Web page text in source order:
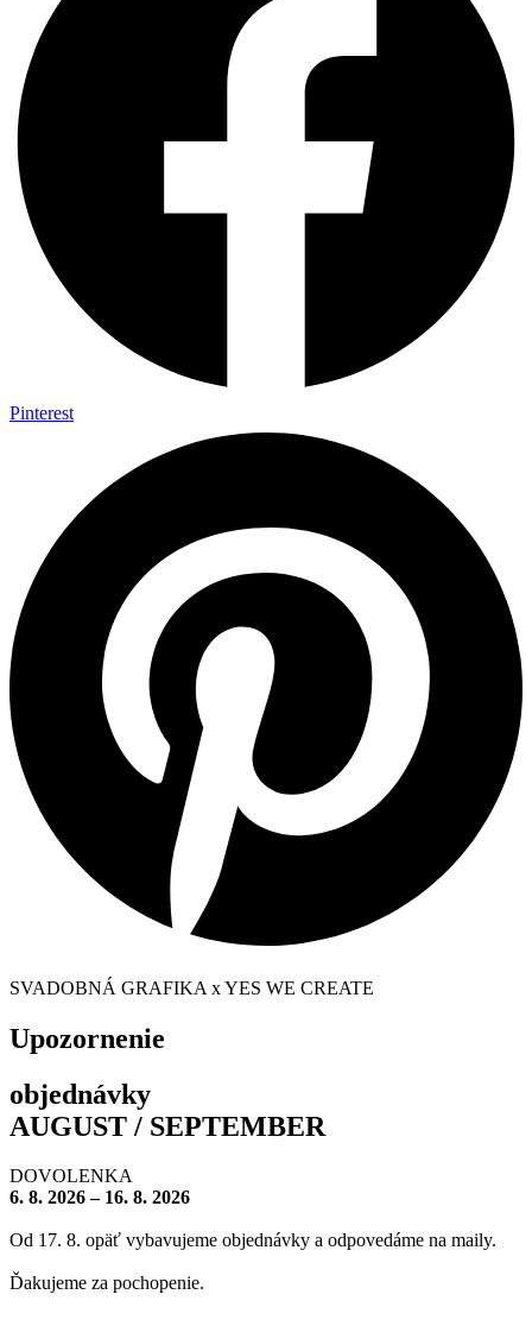
Pinterest
SVADOBNÁ GRAFIKA x YES WE CREATE
Upozornenie
objednávky
AUGUST / SEPTEMBER
DOVOLENKA
6. 8. 2026 – 16. 8. 2026
Od 17. 8. opäť vybavujeme objednávky a odpovedáme na maily.
Ďakujeme za pochopenie.